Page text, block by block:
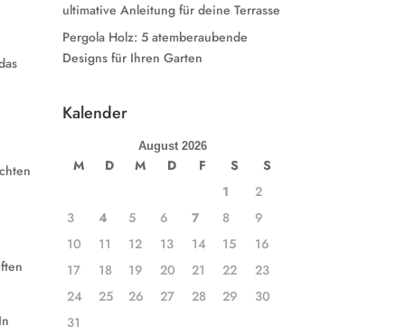
ultimative Anleitung für deine Terrasse
Pergola Holz: 5 atemberaubende
Designs für Ihren Garten
Kalender
August 2026
M D M D F S
S
1
2
3
4 5 6 7 8
9
10
11 12 13 14 15
16
17
18 19 20 21 22
23
24
25 26 27 28 29
30
31